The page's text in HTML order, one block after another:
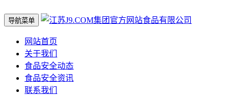
导航菜单
网站首页
关于我们
食品安全动态
食品安全资讯
联系我们